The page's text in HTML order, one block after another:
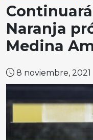
Naranja
Medina
8 noviembre, 2021